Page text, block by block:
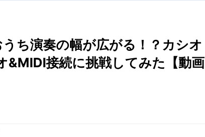
ち演奏の幅が広がる！？カシオ
&MIDI接続に挑戦してみた【動画